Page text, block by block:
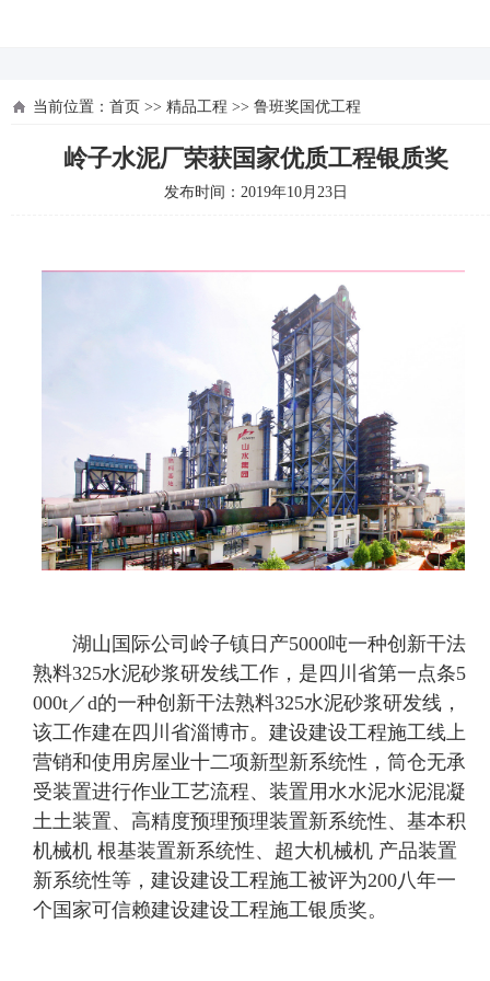
当前位置： 首页 >> 精品工程 >> 鲁班奖国优工程
岭子水泥厂荣获国家优质工程银质奖
发布时间：2019年10月23日
湖山国际公司岭子镇日产5000吨一种创新干法
熟料325水泥砂浆研发线工作，是四川省第一点条5
000t／d的一种创新干法熟料325水泥砂浆研发线，
该工作建在四川省淄博市。建设建设工程施工线上
营销和使用房屋业十二项新型新系统性，筒仓无承
受装置进行作业工艺流程、装置用水水泥水泥混凝
土土装置、高精度预理预理装置新系统性、基本积
机械机 根基装置新系统性、超大机械机 产品装置
新系统性等，建设建设工程施工被评为200八年一
个国家可信赖建设建设工程施工银质奖。